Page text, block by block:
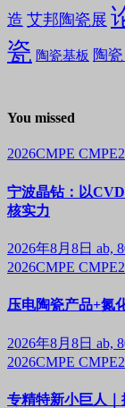
造 艾邦陶瓷展
瓷 陶瓷基板 陶
You missed
2026CMPE
宁波晶钻：以
核实力
2026年8月8日 ab,
2026CMPE
压电陶瓷产品+氮
2026年8月8日 ab,
2026CMPE
专精特新小巨人